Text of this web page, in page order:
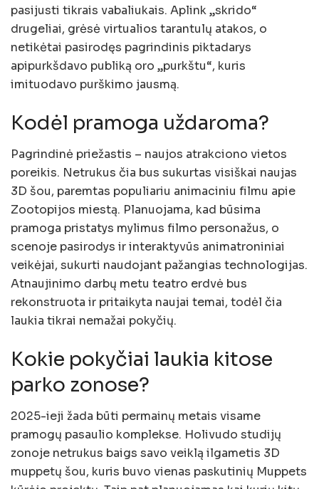
pasijusti tikrais vabaliukais. Aplink „skrido“
drugeliai, grėsė virtualios tarantulų atakos, o
netikėtai pasirodęs pagrindinis piktadarys
apipurkšdavo publiką oro „purkštu“, kuris
imituodavo purškimo jausmą.
Kodėl pramoga uždaroma?
Pagrindinė priežastis – naujos atrakciono vietos
poreikis. Netrukus čia bus sukurtas visiškai naujas
3D šou, paremtas populiariu animaciniu filmu apie
Zootopijos miestą. Planuojama, kad būsima
pramoga pristatys mylimus filmo personažus, o
scenoje pasirodys ir interaktyvūs animatroniniai
veikėjai, sukurti naudojant pažangias technologijas.
Atnaujinimo darbų metu teatro erdvė bus
rekonstruota ir pritaikyta naujai temai, todėl čia
laukia tikrai nemažai pokyčių.
Kokie pokyčiai laukia kitose
parko zonose?
2025-ieji žada būti permainų metais visame
pramogų pasaulio komplekse. Holivudo studijų
zonoje netrukus baigs savo veiklą ilgametis 3D
muppetų šou, kuris buvo vienas paskutinių Muppets